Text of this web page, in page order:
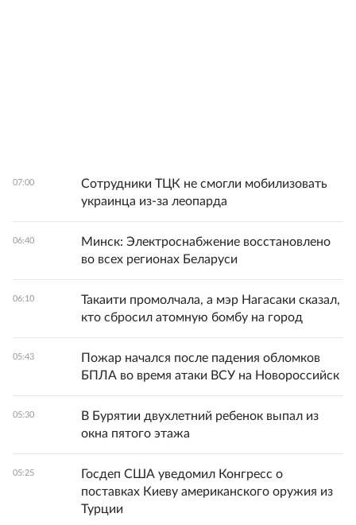
07:00
Сотрудники ТЦК не смогли мобилизовать
украинца из-за леопарда
06:40
Минск: Электроснабжение восстановлено
во всех регионах Беларуси
06:10
Такаити промолчала, а мэр Нагасаки сказал,
кто сбросил атомную бомбу на город
05:43
Пожар начался после падения обломков
БПЛА во время атаки ВСУ на Новороссийск
05:30
В Бурятии двухлетний ребенок выпал из
окна пятого этажа
05:25
Госдеп США уведомил Конгресс о
поставках Киеву американского оружия из
Турции